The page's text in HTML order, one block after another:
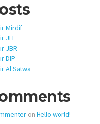
Mirdif
JLT
JBR
DIP
Al Satwa
on Hello world!